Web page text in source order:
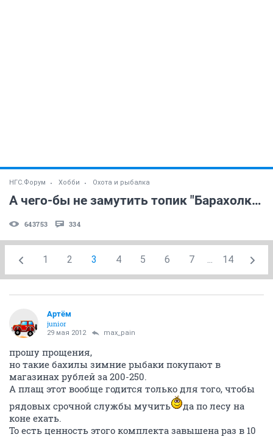
НГС.Форум Хобби Охота и рыбалка
А чего-бы не замутить топик "Барахолка" ?
643753 334
1 2 3 4 5 6 7 ... 14
Артём
juniоr
29 мая 2012 max_pain
прошу прощения,
но такие бахилы зимние рыбаки покупают в
магазинах рублей за 200-250.
А плащ этот вообще годится только для того, чтобы
рядовых срочной службы мучить
да по лесу на
коне ехать.
То есть ценность этого комплекта завышена раз в 10